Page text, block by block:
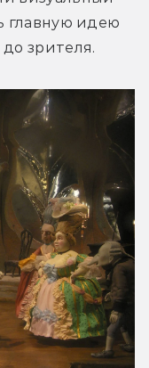
главную идею
зрителя.